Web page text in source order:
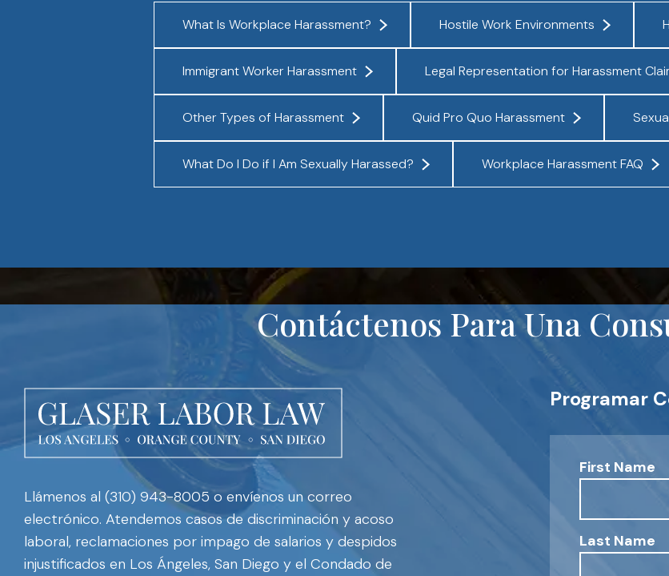
What Is Workplace Harassment? Hostile Work Environments
Immigrant Worker Harassment Legal Representation for Harassment
Other Types of Harassment Quid Pro Quo Harassment
What Do I Do if I Am Sexually Harassed? Workplace Harassment FAQ
Contáctenos Para Una
Llámenos al (310) 943-8005 o envíenos un correo
electrónico. Atendemos casos de discriminación y acoso
laboral, reclamaciones por impago de salarios y despidos
injustificados en Los Ángeles, San Diego y el Condado de
Programar
First Name
Last Name